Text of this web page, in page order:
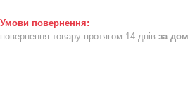
повернення товару протягом 14 днів за